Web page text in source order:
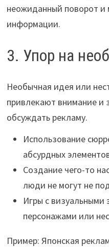
неожиданный поворот
информации.
3. Упор на
Необычная идея или
привлекают внимание и
обсуждать рекламу.
Использование
абсурдных
Создание чего-то
люди не могут не
Игры с
персонажами или
Пример: Японская